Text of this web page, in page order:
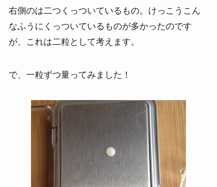
右側のは二つくっついているもの。けっこうこん
なふうにくっついているものが多かったのです
が、これは二粒として考えます。
で、一粒ずつ量ってみました！